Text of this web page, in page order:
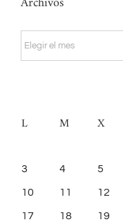
Archivos
L M X
3 4 5
10 11 12
17 18 19